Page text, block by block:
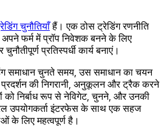
चुनौतियाँहैं। एक ठोस ट्रेडिंग रणनीति
फर्म में प्रॉप निवेशक बनने के लिए
प्रतिस्पर्धी कार्य बनाएं।
समाधान चुनते समय, उस समाधान का चयन
की निगरानी, अनुकूलन और ट्रैक करने
को निर्बाध रूप से नेविगेट, चुनने, और उनकी
उपयोगकर्ता इंटरफेस के साथ एक सहज
के लिए महत्वपूर्ण है।